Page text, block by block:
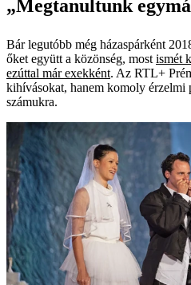
„Megtanultunk
Bár legutóbb még házaspárként
őket együtt a közönség, most ismét
ezúttal már exekként. Az RTL+
kihívásokat, hanem komoly érzelmi
számukra.